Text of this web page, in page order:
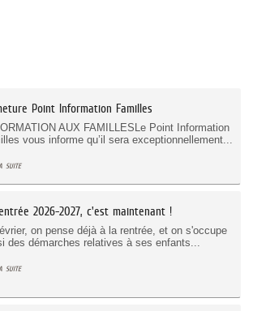
Point Information Familles
AUX FAMILLESLe Point Information
vous informe qu’il sera exceptionnellement...
suite
2026-2027, c'est maintenant !
on pense déjà à la rentrée, et on s'occupe
des démarches relatives à ses enfants...
suite